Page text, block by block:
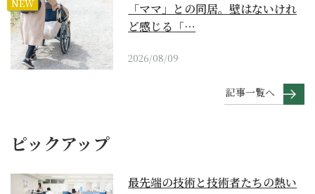
NEW
「ママ」との同居。壁はないけれ
ど感じる「…
2026/08/09
記事一覧へ
ピックアップ
最先端の技術と技術者たちの熱い